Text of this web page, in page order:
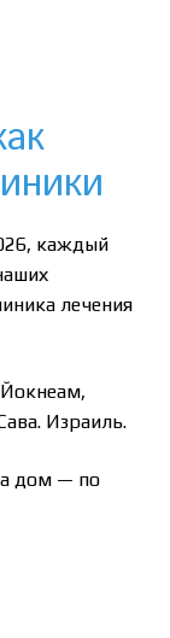
каждый
лечения
Израиль.
дом — по